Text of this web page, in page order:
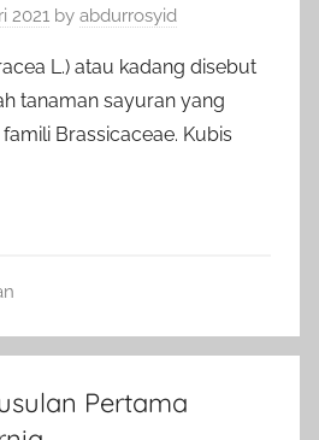
2021 by abdurrosyid
L.) atau kadang disebut
tanaman sayuran yang
Brassicaceae. Kubis
Pertama